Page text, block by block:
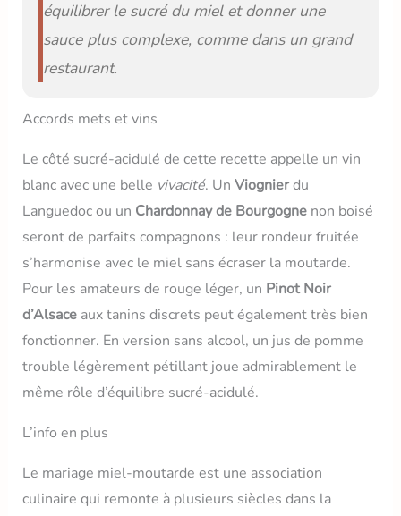
équilibrer le sucré du miel et donner une
sauce plus complexe, comme dans un grand
restaurant.
Accords mets et vins
Le côté sucré-acidulé de cette recette appelle un vin
blanc avec une belle vivacité. Un Viognierdu
Languedoc ou un Chardonnay de Bourgognenon boisé
seront de parfaits compagnons : leur rondeur fruitée
s’harmonise avec le miel sans écraser la moutarde.
Pour les amateurs de rouge léger, un Pinot Noir
d’Alsaceaux tanins discrets peut également très bien
fonctionner. En version sans alcool, un jus de pomme
trouble légèrement pétillant joue admirablement le
même rôle d’équilibre sucré-acidulé.
L’info en plus
Le mariage miel-moutarde est une association
culinaire qui remonte à plusieurs siècles dans la